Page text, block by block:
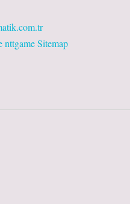
nttgameSitemap